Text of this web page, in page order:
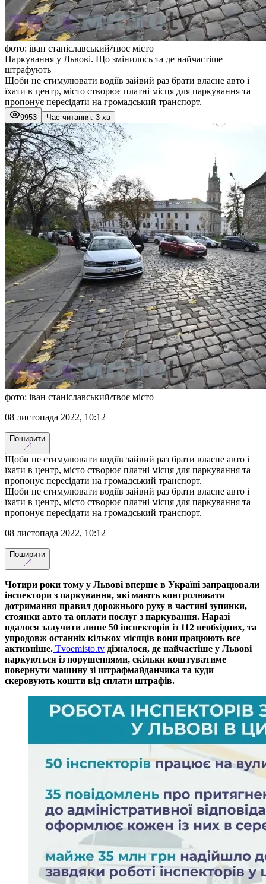
фото: іван станіславський/твоє місто
Паркування у Львові. Що змінилось та де найчастіше
штрафують
Щоби не стимулювати водіїв зайвий раз брати власне авто і
їхати в центр, місто створює платні місця для паркування та
пропонує пересідати на громадський транспорт.
9953 Час читання: 3 хв
фото: іван станіславський/твоє місто
08 листопада 2022, 10:12
Поширити
Щоби не стимулювати водіїв зайвий раз брати власне авто і
їхати в центр, місто створює платні місця для паркування та
пропонує пересідати на громадський транспорт.
Щоби не стимулювати водіїв зайвий раз брати власне авто і
їхати в центр, місто створює платні місця для паркування та
пропонує пересідати на громадський транспорт.
08 листопада 2022, 10:12
Поширити
Чотири роки тому у Львові вперше в Україні запрацювали
інспектори з паркування, які мають контролювати
дотримання правил дорожнього руху в частині зупинки,
стоянки авто та оплати послуг з паркування. Наразі
вдалося залучити лише 50 інспекторів із 112 необхідних, та
упродовж останніх кількох місяців вони працюють все
активніше. Tvoemisto.tv дізналося, де найчастіше у Львові
паркуються із порушеннями, скільки коштуватиме
повернути машину зі штрафмайданчика та куди
скеровують кошти від сплати штрафів.